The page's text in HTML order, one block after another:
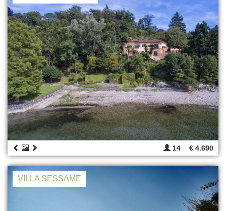
14 € 4.690
VILLA SESSAME